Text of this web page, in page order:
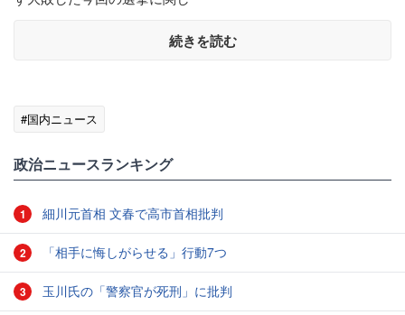
続きを読む
#国内ニュース
政治ニュースランキング
1 細川元首相 文春で高市首相批判
2 「相手に悔しがらせる」行動7つ
3 玉川氏の「警察官が死刑」に批判